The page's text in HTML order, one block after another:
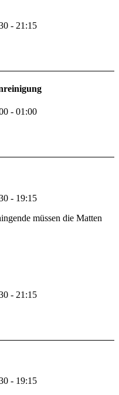
- 21:15
- 01:00
- 19:15
müssen die Matten
- 21:15
- 19:15